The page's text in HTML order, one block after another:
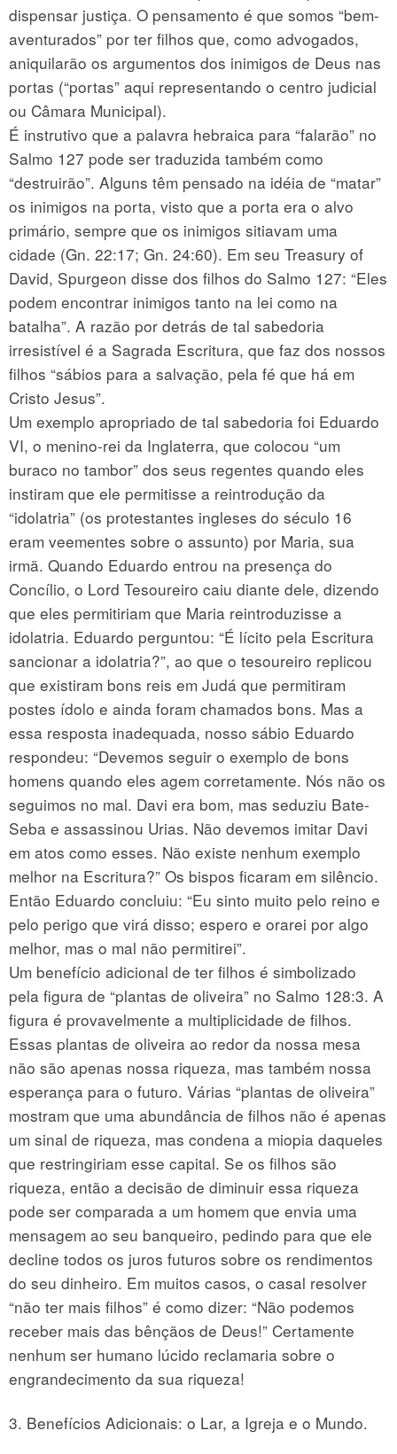
dispensar justiça. O pensamento é que somos “bem-
aventurados” por ter filhos que, como advogados,
aniquilarão os argumentos dos inimigos de Deus nas
portas (“portas” aqui representando o centro judicial
ou Câmara Municipal).
É instrutivo que a palavra hebraica para “falarão” no
Salmo 127 pode ser traduzida também como
“destruirão”. Alguns têm pensado na idéia de “matar”
os inimigos na porta, visto que a porta era o alvo
primário, sempre que os inimigos sitiavam uma
cidade (Gn. 22:17; Gn. 24:60). Em seu Treasury of
David, Spurgeon disse dos filhos do Salmo 127: “Eles
podem encontrar inimigos tanto na lei como na
batalha”. A razão por detrás de tal sabedoria
irresistível é a Sagrada Escritura, que faz dos nossos
filhos “sábios para a salvação, pela fé que há em
Cristo Jesus”.
Um exemplo apropriado de tal sabedoria foi Eduardo
VI, o menino-rei da Inglaterra, que colocou “um
buraco no tambor” dos seus regentes quando eles
instiram que ele permitisse a reintrodução da
“idolatria” (os protestantes ingleses do século 16
eram veementes sobre o assunto) por Maria, sua
irmã. Quando Eduardo entrou na presença do
Concílio, o Lord Tesoureiro caiu diante dele, dizendo
que eles permitiriam que Maria reintroduzisse a
idolatria. Eduardo perguntou: “É lícito pela Escritura
sancionar a idolatria?”, ao que o tesoureiro replicou
que existiram bons reis em Judá que permitiram
postes ídolo e ainda foram chamados bons. Mas a
essa resposta inadequada, nosso sábio Eduardo
respondeu: “Devemos seguir o exemplo de bons
homens quando eles agem corretamente. Nós não os
seguimos no mal. Davi era bom, mas seduziu Bate-
Seba e assassinou Urias. Não devemos imitar Davi
em atos como esses. Não existe nenhum exemplo
melhor na Escritura?” Os bispos ficaram em silêncio.
Então Eduardo concluiu: “Eu sinto muito pelo reino e
pelo perigo que virá disso; espero e orarei por algo
melhor, mas o mal não permitirei”.
Um benefício adicional de ter filhos é simbolizado
pela figura de “plantas de oliveira” no Salmo 128:3. A
figura é provavelmente a multiplicidade de filhos.
Essas plantas de oliveira ao redor da nossa mesa
não são apenas nossa riqueza, mas também nossa
esperança para o futuro. Várias “plantas de oliveira”
mostram que uma abundância de filhos não é apenas
um sinal de riqueza, mas condena a miopia daqueles
que restringiriam esse capital. Se os filhos são
riqueza, então a decisão de diminuir essa riqueza
pode ser comparada a um homem que envia uma
mensagem ao seu banqueiro, pedindo para que ele
decline todos os juros futuros sobre os rendimentos
do seu dinheiro. Em muitos casos, o casal resolver
“não ter mais filhos” é como dizer: “Não podemos
receber mais das bênçãos de Deus!” Certamente
nenhum ser humano lúcido reclamaria sobre o
engrandecimento da sua riqueza!
3. Benefícios Adicionais: o Lar, a Igreja e o Mundo.